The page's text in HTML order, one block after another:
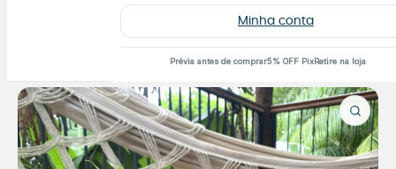
Minha conta
Prévia antes de comprar5% OFF PixRetire na loja